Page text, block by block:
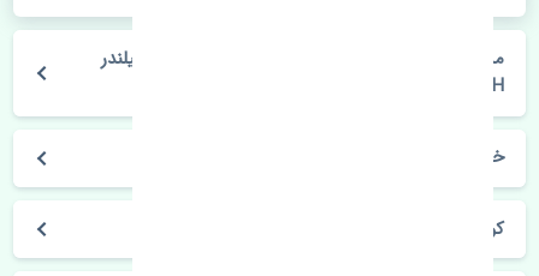
مشخصات فنی شمع سانگ یانگ کوراندو قدیم 4 سیلندر
BOSCH آلمان
خودروسازی سانگ یانگ
کوراندو قدیم 4 سیلندر